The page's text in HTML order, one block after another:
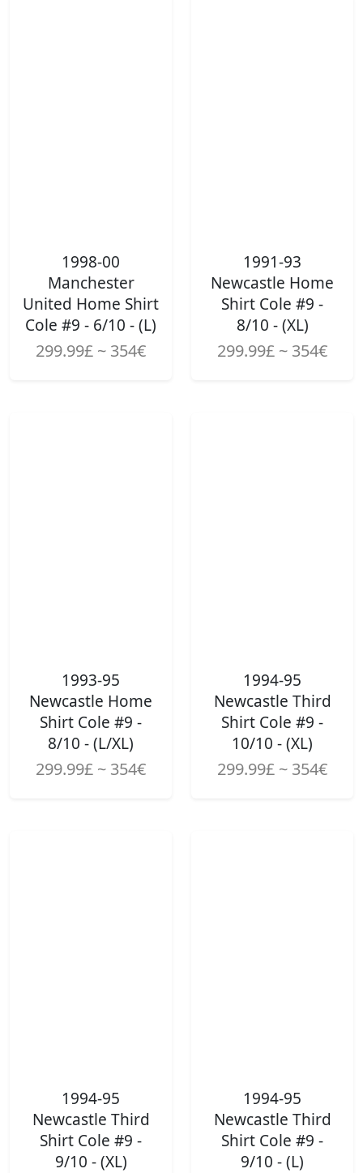
1998-00
Manchester
United Home Shirt
Cole #9 - 6/10 - (L)
299.99£ ~ 354€
1991-93
Newcastle Home
Shirt Cole #9 -
8/10 - (XL)
299.99£ ~ 354€
1993-95
Newcastle Home
Shirt Cole #9 -
8/10 - (L/XL)
299.99£ ~ 354€
1994-95
Newcastle Third
Shirt Cole #9 -
10/10 - (XL)
299.99£ ~ 354€
1994-95
Newcastle Third
Shirt Cole #9 -
9/10 - (XL)
1994-95
Newcastle Third
Shirt Cole #9 -
9/10 - (L)